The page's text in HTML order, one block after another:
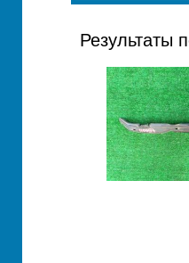
Результаты